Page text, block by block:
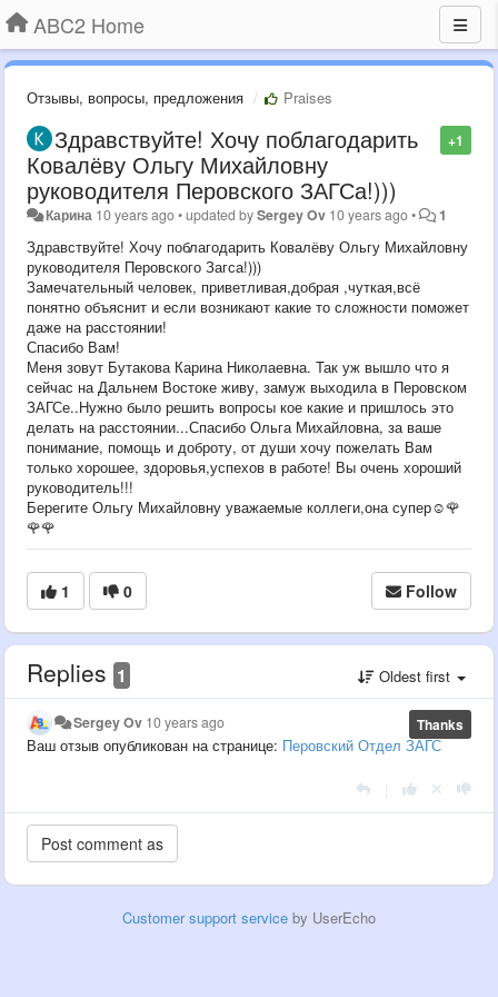
ABC2 Home
Отзывы, вопросы, предложения Praises
+1
Здравствуйте! Хочу поблагодарить
Ковалёву Ольгу Михайловну
руководителя Перовского ЗАГСа!)))
Карина 10 years ago•updated bySergey Ov 10 years ago• 1
Здравствуйте! Хочу поблагодарить Ковалёву Ольгу Михайловну
руководителя Перовского Загса!)))
Замечательный человек, приветливая,добрая ,чуткая,всё
понятно объяснит и если возникают какие то сложности поможет
даже на расстоянии!
Спасибо Вам!
Меня зовут Бутакова Карина Николаевна. Так уж вышло что я
сейчас на Дальнем Востоке живу, замуж выходила в Перовском
ЗАГСе..Нужно было решить вопросы кое какие и пришлось это
делать на расстоянии...Спасибо Ольга Михайловна, за ваше
понимание, помощь и доброту, от души хочу пожелать Вам
только хорошее, здоровья,успехов в работе! Вы очень хороший
руководитель!!!
Берегите Ольгу Михайловну уважаемые коллеги,она супер☺🌹
🌹🌹
1 0 Follow
Replies 1 Oldest first
Thanks
Sergey Ov 10 years ago
Ваш отзыв опубликован на странице: Перовский Отдел ЗАГС
Customer support service by UserEcho